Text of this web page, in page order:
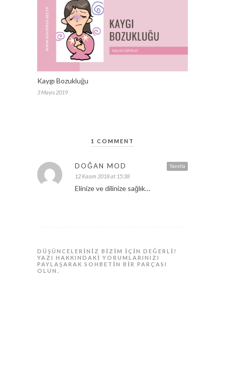
Kaygı Bozukluğu
3 Mayıs 2019
1 COMMENT
Yanıtla
DOĞAN MOD
12 Kasım 2018 at 15:38
Elinize ve dilinize sağlık…
DÜŞÜNCELERINIZ BIZIM IÇIN DEĞERLI!
YAZI HAKKINDAKI YORUMLARINIZI
PAYLAŞARAK SOHBETIN BIR PARÇASI
OLUN.